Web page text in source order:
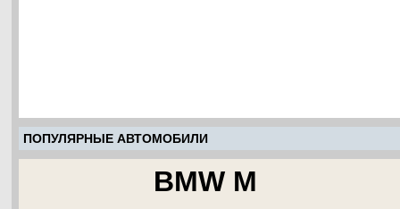
ПОПУЛЯРНЫЕ АВТОМОБИЛИ
BMW M